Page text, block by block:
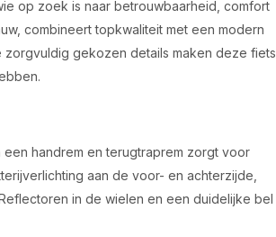
op zoek is naar betrouwbaarheid, comfort
combineert topkwaliteit met een modern
gekozen details maken deze fiets
handrem en terugtraprem zorgt voor
aan de voor- en achterzijde,
in de wielen en een duidelijke bel